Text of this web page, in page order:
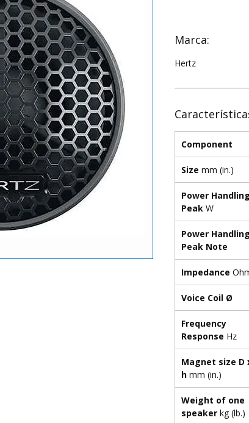
Marca:
Hertz
Component
Size mm (in.)
Power
Peak W
Power
Peak Note
Impedance
Voice Coil Ø
Frequency
Response Hz
Magnet size D
h mm (in.)
Weight of one
speaker kg (lb.)